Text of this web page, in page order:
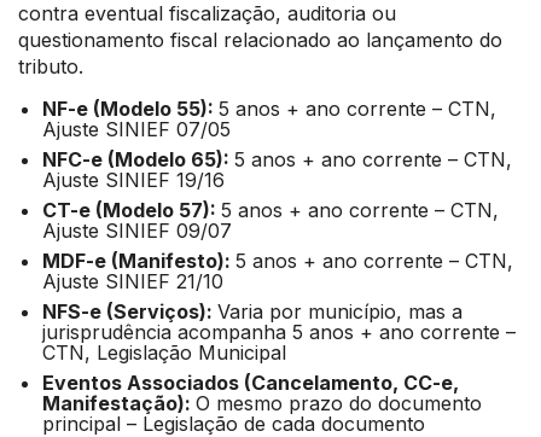
contra eventual fiscalização, auditoria ou
questionamento fiscal relacionado ao lançamento do
tributo.
NF-e (Modelo 55): 5 anos + ano corrente – CTN,
Ajuste SINIEF 07/05
NFC-e (Modelo 65): 5 anos + ano corrente – CTN,
Ajuste SINIEF 19/16
CT-e (Modelo 57): 5 anos + ano corrente – CTN,
Ajuste SINIEF 09/07
MDF-e (Manifesto): 5 anos + ano corrente – CTN,
Ajuste SINIEF 21/10
NFS-e (Serviços): Varia por município, mas a
jurisprudência acompanha 5 anos + ano corrente –
CTN, Legislação Municipal
Eventos Associados (Cancelamento, CC-e,
Manifestação): O mesmo prazo do documento
principal – Legislação de cada documento